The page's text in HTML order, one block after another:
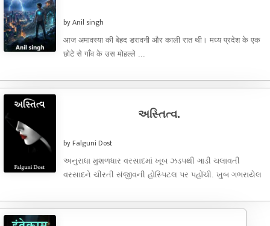
by Anil singh
आज अमावस्या की बेहद डरावनी और काली रात थी। मध्य प्रदेश के एक
छोटे से गाँव के उस मोहल्ले ...
અસ્તિત્વ.
by Falguni Dost
અનુરાધા મુશળધાર વરસાદમાં ખૂબ ઝડપથી ગાડી ચલાવતી
વરસાદને ચીરતી સંજીવની હોસ્પિટલ પર પહોંચી. ખુબ ગભરાયેલ